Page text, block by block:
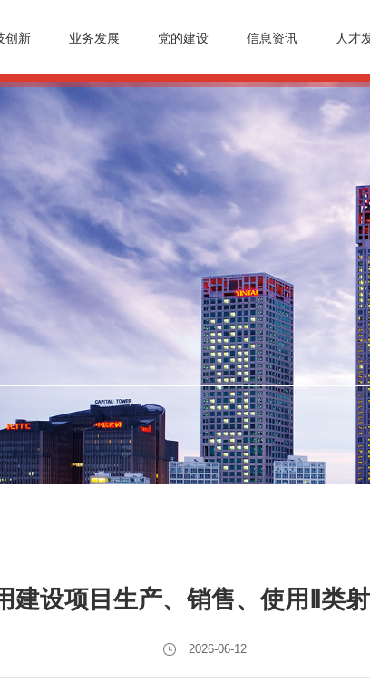
创新 业务发展 党的建设 信息资讯 人才
设项目生产、销售、使用Ⅱ类
2026-06-12